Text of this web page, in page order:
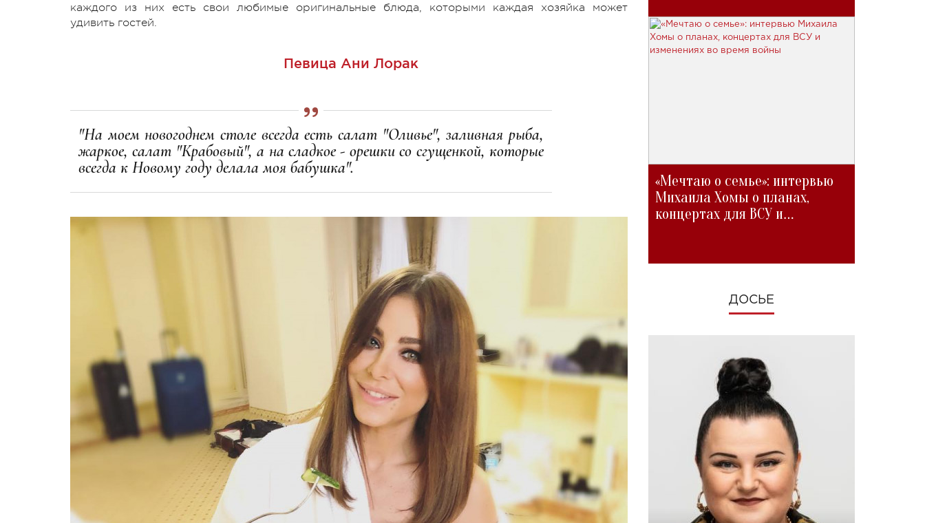
каждого из них есть свои любимые оригинальные блюда, которыми каждая хозяйка может
удивить гостей.
Певица Ани Лорак
"На моем новогоднем столе всегда есть салат "Оливье", заливная рыба,
жаркое, салат "Крабовый", а на сладкое - орешки со сгущенкой, которые
всегда к Новому году делала моя бабушка".
«Мечтаю о семье»: интервью
Михаила Хомы о планах,
концертах для ВСУ и
ДОСЬЕ